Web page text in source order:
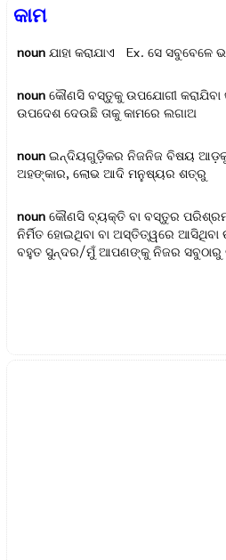
କାମ
noun ଯାହା କରାଯାଏ Ex.ସେ ସବୁବେଳେ
noun କୌଣସି ବସ୍ତୁକୁ ଉପଯୋଗୀ କରାଯିବା
ଉପଦେଶ ଦେଉଛି ତାକୁ କାମରେ ଲଗାଅ
noun ଇନ୍ଦିୟଗୁଡ଼ିକର ନିଜନିଜ ବିଷୟ
ଅହଙ୍କାର, ଲୋଭ ଆଦି ମନୁଷ୍ୟର ଶତ୍ରୁ
noun କୌଣସି ବ୍ୟକ୍ତି ବା ବସ୍ତୁର
ନିର୍ମିତ ହୋଇଥିବା ବା ଅସ୍ତିତ୍ୱରେ
ବହୁତ ସୁନ୍ଦର/ମୁଁ ଆପଣଙ୍କୁ ନିଜର ସବୁଠାରୁ